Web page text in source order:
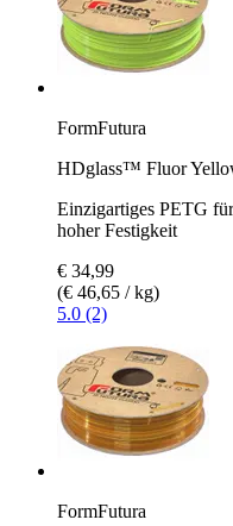
FormFutura
HDglass™ Fluor
Einzigartiges PETG
hoher Festigkeit
€ 34,99
(€ 46,65 / kg)
5.0 (2)
FormFutura